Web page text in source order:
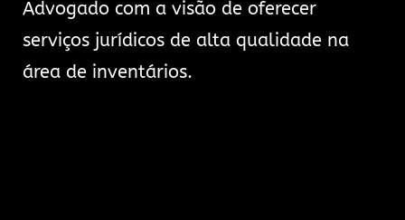
Advogado com a visão de oferecer
serviços jurídicos de alta qualidade na
área de inventários.